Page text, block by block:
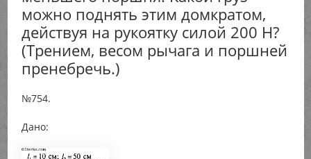
можно поднять этим домкратом,
действуя на рукоятку силой 200 Н?
(Трением, весом рычага и поршней
пренебречь.)
№754.
Дано: